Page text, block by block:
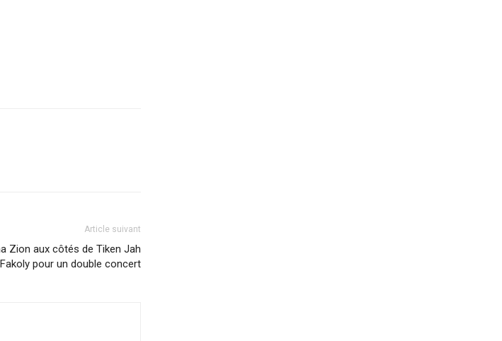
Article suivant
Zion aux côtés de Tiken Jah
Fakoly pour un double concert